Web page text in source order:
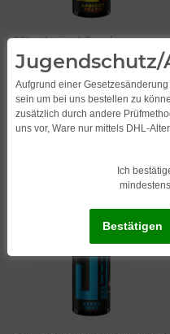
5EL - Apricot Peach
10ml/120ml Longfill-Aroma
13,95*
Aufgrund einer
sein um bei uns bestellen zu
zusätzlich durch andere
uns vor, Ware nur mittels DHL-
Ich